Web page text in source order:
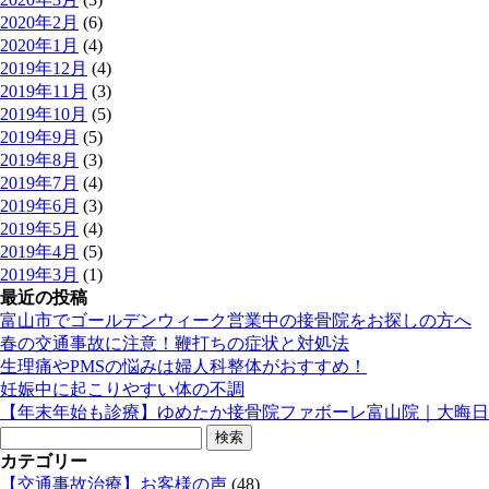
2020年2月 (6)
2020年1月 (4)
2019年12月 (4)
2019年11月 (3)
2019年10月 (5)
2019年9月 (5)
2019年8月 (3)
2019年7月 (4)
2019年6月 (3)
2019年5月 (4)
2019年4月 (5)
2019年3月 (1)
最近の投稿
富山市でゴールデンウィーク営業中の接骨院をお探しの方へ
春の交通事故に注意！鞭打ちの症状と対処法
生理痛やPMSの悩みは婦人科整体がおすすめ！
妊娠中に起こりやすい体の不調
【年末年始も診療】ゆめたか接骨院ファボーレ富山院｜大晦
検
索:
カテゴリー
【交通事故治療】お客様の声 (48)